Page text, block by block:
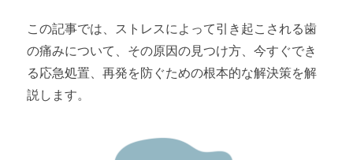
この記事では、ストレスによって引き起こされる歯
の痛みについて、その原因の見つけ方、今すぐでき
る応急処置、再発を防ぐための根本的な解決策を解
説します。